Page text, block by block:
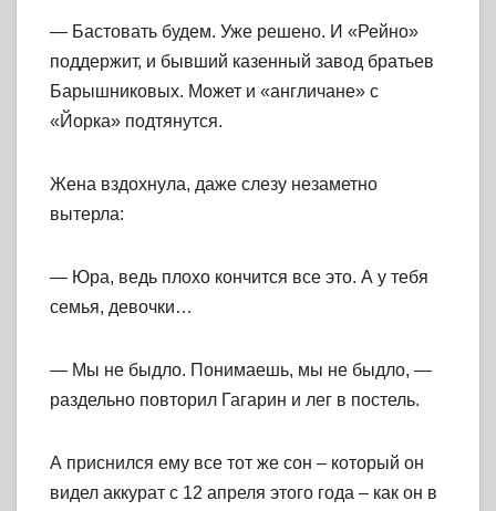
— Бастовать будем. Уже решено. И «Рейно»
поддержит, и бывший казенный завод братьев
Барышниковых. Может и «англичане» с
«Йорка» подтянутся.
Жена вздохнула, даже слезу незаметно
вытерла:
— Юра, ведь плохо кончится все это. А у тебя
семья, девочки…
— Мы не быдло. Понимаешь, мы не быдло, —
раздельно повторил Гагарин и лег в постель.
А приснился ему все тот же сон – который он
видел аккурат с 12 апреля этого года – как он в